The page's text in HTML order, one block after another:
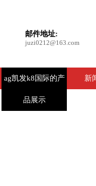
邮件地址:
juzi0212@163.com
ag凯发k8国际的产
品展示
新